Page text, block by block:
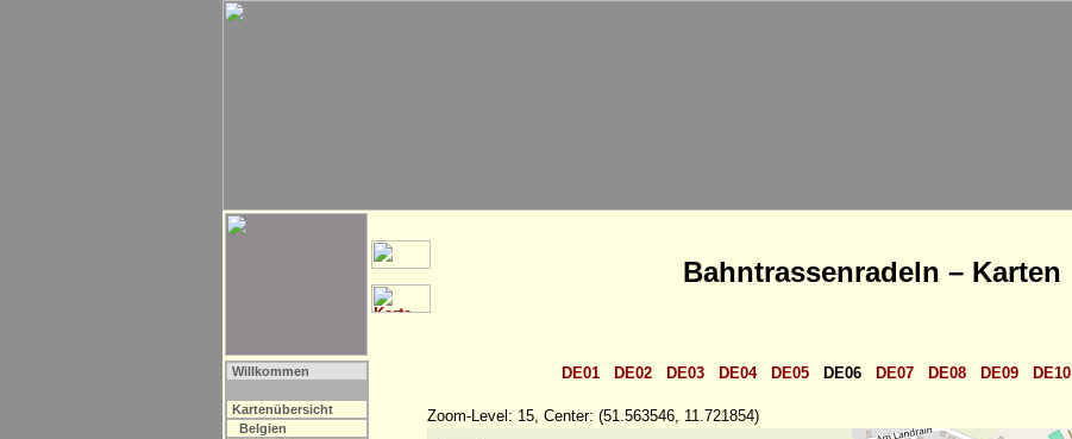
Bahntrassenradeln – Karten
Willkommen
Kartenübersicht
Belgien
DE01 DE02 DE03 DE04 DE05 DE06 DE07 DE08 DE09 DE10
Zoom-Level: 15, Center: (51.563546, 11.721854)